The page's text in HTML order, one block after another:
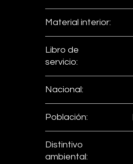
Material interior:
Libro de
servicio:
Nacional:
Población:
Distintivo
ambiental: